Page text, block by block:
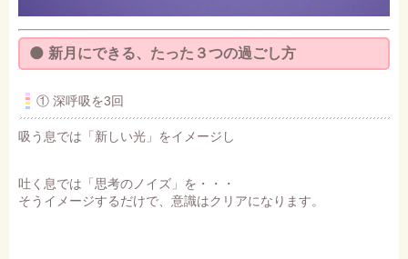
🌑 新月にできる、たった３つの過ごし方
① 深呼吸を3回
吸う息では「新しい光」をイメージし
吐く息では「思考のノイズ」を・・・
そうイメージするだけで、意識はクリアになります。